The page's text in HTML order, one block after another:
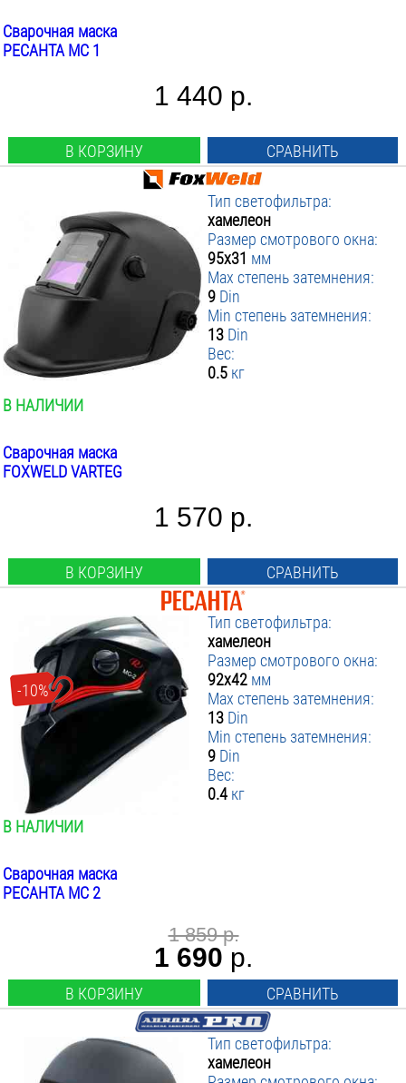
Сварочная маска
РЕСАНТА МС 1
1 440 р.
В КОРЗИНУ СРАВНИТЬ
Тип светофильтра:
хамелеон
Размер смотрового окна:
95х31 мм
Max степень затемнения:
9 Din
Min степень затемнения:
13 Din
Вес:
0.5 кг
В НАЛИЧИИ
Сварочная маска
FOXWELD VARTEG
1 570 р.
В КОРЗИНУ СРАВНИТЬ
-10%
Тип светофильтра:
хамелеон
Размер смотрового окна:
92х42 мм
Max степень затемнения:
13 Din
Min степень затемнения:
9 Din
Вес:
0.4 кг
В НАЛИЧИИ
Сварочная маска
РЕСАНТА МС 2
1 859 р.
1 690 р.
В КОРЗИНУ СРАВНИТЬ
Тип светофильтра:
хамелеон